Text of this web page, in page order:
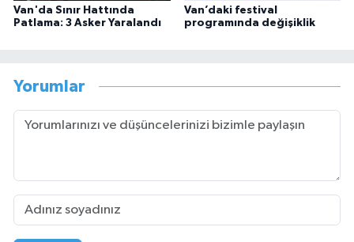
Van'da Sınır Hattında
Patlama: 3 Asker Yaralandı
Van’daki festival
programında değişiklik
Yorumlar